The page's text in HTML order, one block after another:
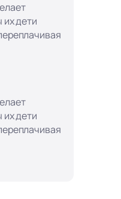
их дети
их дети